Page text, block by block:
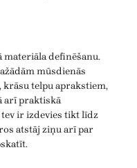
materiāla definēšanu.
mūsdienās
telpu aprakstiem,
arī praktiskā
ir izdevies tikt līdz
atstāj ziņu arī par